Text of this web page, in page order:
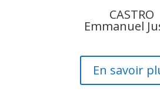
CASTRO
Emmanuel
En savoir